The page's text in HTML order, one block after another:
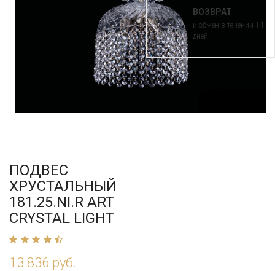
ПОДВЕС
ХРУСТАЛЬНЫЙ
181.25.NI.R ART
CRYSTAL LIGHT
13 836 руб.
ВОЗВРАТ
и обмен в течении 14
дней